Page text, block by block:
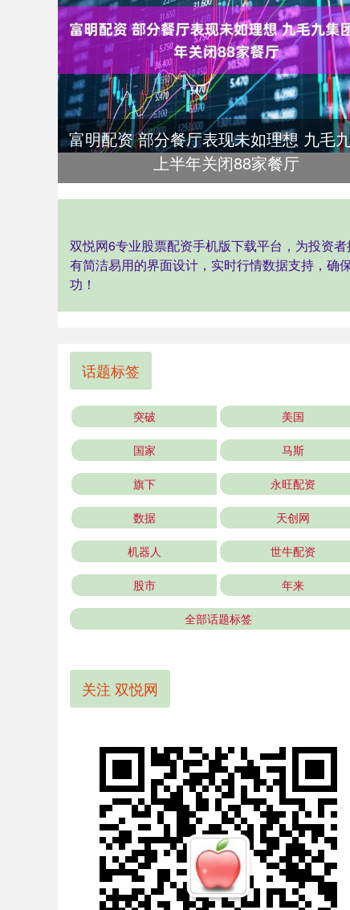
富明配资 部分餐厅表现未如理想 九毛
上半年关闭88家餐厅
双悦网6专业股票配资手机版下载平台，为投资
有简洁易用的界面设计，实时行情数据支持，确
功！
话题标签
突破 美国
国家 马斯
旗下 永旺配资
数据 天创网
机器人 世牛配资
股市 年来
全部话题标签
关注 双悦网